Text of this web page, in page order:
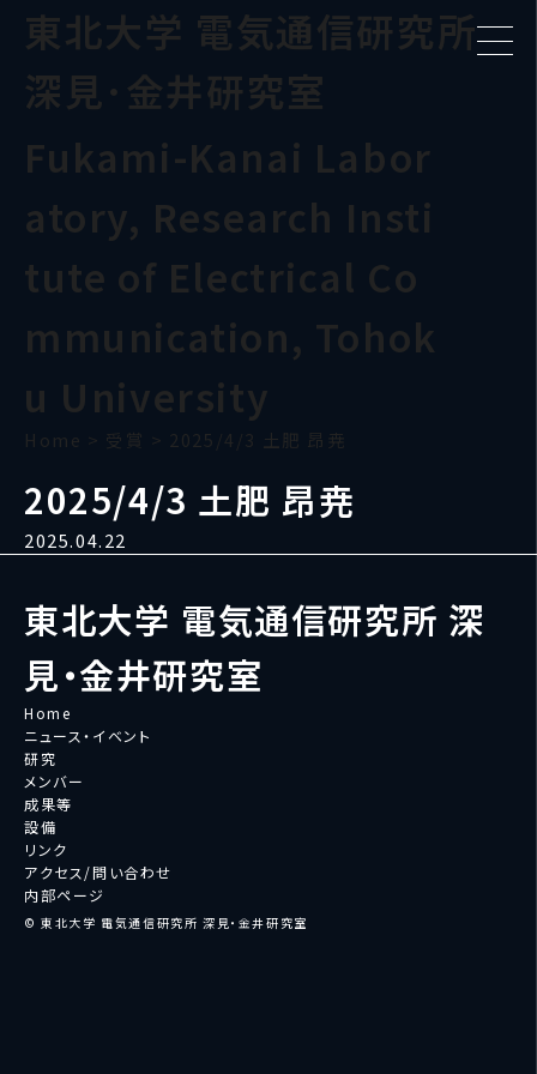
東北大学 電気通信研究所
深見･金井研究室
Fukami-Kanai Labor
atory, Research Insti
tute of Electrical Co
mmunication, Tohok
u University
Home > 受賞 > 2025/4/3 土肥 昂尭
2025/4/3 土肥 昂尭
2025.04.22
東北大学 電気通信研究所 深
見・金井研究室
Home
ニュース・イベント
研究
メンバー
成果等
設備
リンク
アクセス/問い合わせ
内部ページ
© 東北大学 電気通信研究所 深見・金井研究室